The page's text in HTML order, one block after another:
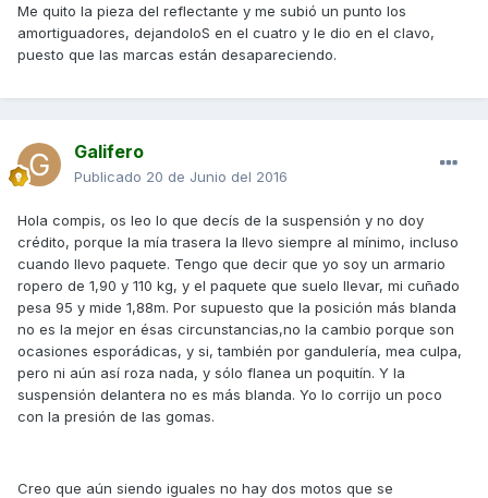
Me quito la pieza del reflectante y me subió un punto los
amortiguadores, dejandoloS en el cuatro y le dio en el clavo,
puesto que las marcas están desapareciendo.
Galifero
Publicado 20 de Junio del 2016
Hola compis, os leo lo que decís de la suspensión y no doy
crédito, porque la mía trasera la llevo siempre al mínimo, incluso
cuando llevo paquete. Tengo que decir que yo soy un armario
ropero de 1,90 y 110 kg, y el paquete que suelo llevar, mi cuñado
pesa 95 y mide 1,88m. Por supuesto que la posición más blanda
no es la mejor en ésas circunstancias,no la cambio porque son
ocasiones esporádicas, y si, también por gandulería, mea culpa,
pero ni aún así roza nada, y sólo flanea un poquitín. Y la
suspensión delantera no es más blanda. Yo lo corrijo un poco
con la presión de las gomas.
Creo que aún siendo iguales no hay dos motos que se